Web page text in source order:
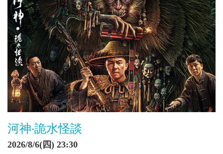
河神‧詭水怪談
2026/8/6(四) 23:30